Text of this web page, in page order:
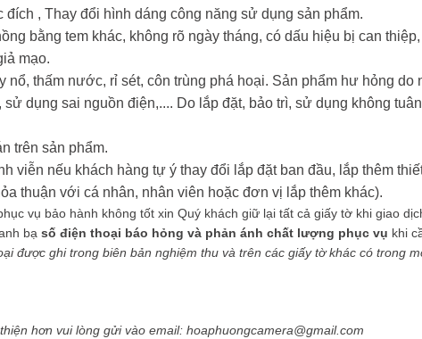
, Thay đổi hình dáng công năng sử dụng sản phẩm.
bằng tem khác, không rõ ngày tháng, có dấu hiệu bị can
mạo.
nổ, thấm nước, rỉ sét, côn trùng phá hoại. Sản phẩm hư hỏng
dụng sai nguồn điện,.... Do lắp đặt, bảo trì, sử dụng không
trên sản phẩm.
viễn nếu khách hàng tự ý thay đổi lắp đặt ban đầu, lắp thêm
thuận với cá nhân, nhân viên hoặc đơn vị lắp thêm khác).
vụ bảo hành không tốt xin Quý khách giữ lại tất cả giấy tờ khi giao
bạ số điện thoại báo hỏng và phản ánh chất lượng phục vụ khi
được ghi trong biên bản nghiệm thu và trên các giấy tờ khác có trong
hơn vui lòng gửi vào email: hoaphuongcamera@gmail.com